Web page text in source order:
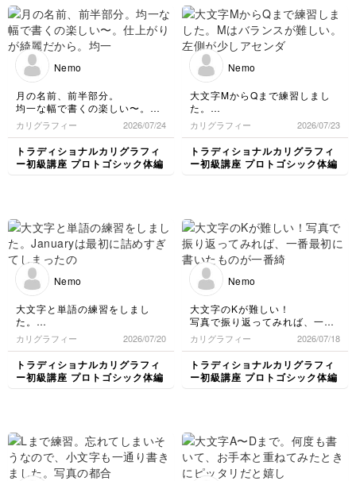
横線引いてみたものの、どう評
価すべきか。。。
Nemo
月の名前、前半部分。
均一な幅で書くの楽しい〜。仕
上がりが綺麗だから。
均一大事。
途中でgが変な癖がついている
ことに気づく。
カリグラフィー 2026/07/24
トラディショナルカリグラフィ
ー初級講座 プロトゴシック体編
Nemo
大文字MからQまで練習しまし
た。
Mはバランスが難しい。左側が
少しアセンダーとディセンダー
の全幅より小さい。
Nは今までで一番古さを感じる
カリグラフィー 2026/07/23
トラディショナルカリグラフィ
ー初級講座 プロトゴシック体編
Nemo
大文字と単語の練習をしまし
た。
Januaryは最初に詰めすぎてし
まったので、そのままやや詰め
たスペーシングで書きました。
minimum書くの楽しい😊
カリグラフィー 2026/07/20
トラディショナルカリグラフィ
ー初級講座 プロトゴシック体編
Nemo
大文字のKが難しい！
写真で振り返ってみれば、一番
最初に書いたものが一番綺麗😅
お手本と違うところを書き出し
てみたので、明日はKとLをしっ
かり練習して、単語も書いてい
きたいです。
カリグラフィー 2026/07/18
トラディショナルカリグラフィ
ー初級講座 プロトゴシック体編